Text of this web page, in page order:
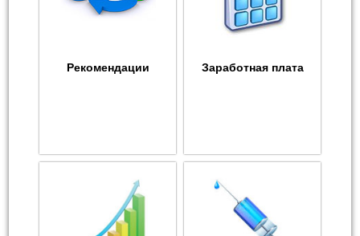
Рекомендации Заработная плата